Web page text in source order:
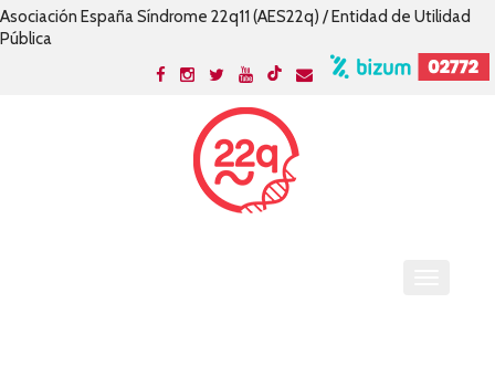
Asociación España Síndrome 22q11 (AES22q) / Entidad de Utilidad
Pública